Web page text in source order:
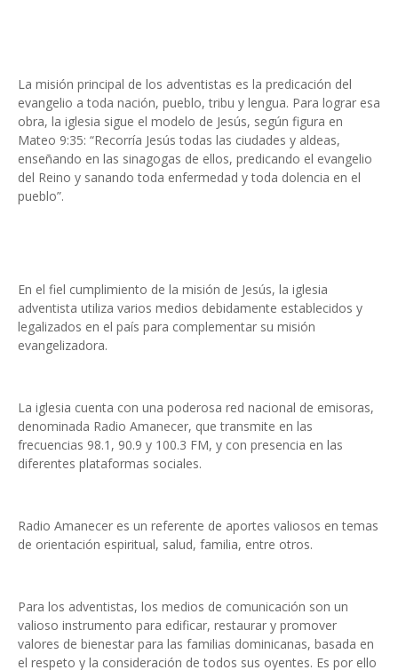
La misión principal de los adventistas es la predicación del
evangelio a toda nación, pueblo, tribu y lengua. Para lograr esa
obra, la iglesia sigue el modelo de Jesús, según figura en
Mateo 9:35: “Recorría Jesús todas las ciudades y aldeas,
enseñando en las sinagogas de ellos, predicando el evangelio
del Reino y sanando toda enfermedad y toda dolencia en el
pueblo”.
En el fiel cumplimiento de la misión de Jesús, la iglesia
adventista utiliza varios medios debidamente establecidos y
legalizados en el país para complementar su misión
evangelizadora.
La iglesia cuenta con una poderosa red nacional de emisoras,
denominada Radio Amanecer, que transmite en las
frecuencias 98.1, 90.9 y 100.3 FM, y con presencia en las
diferentes plataformas sociales.
Radio Amanecer es un referente de aportes valiosos en temas
de orientación espiritual, salud, familia, entre otros.
Para los adventistas, los medios de comunicación son un
valioso instrumento para edificar, restaurar y promover
valores de bienestar para las familias dominicanas, basada en
el respeto y la consideración de todos sus oyentes. Es por ello